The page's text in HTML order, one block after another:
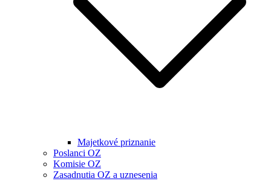
Majetkové priznanie
Poslanci OZ
Komisie OZ
Zasadnutia OZ a uznesenia